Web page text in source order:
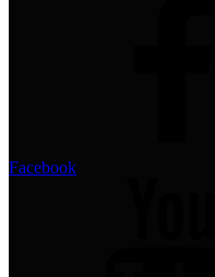
Facebook